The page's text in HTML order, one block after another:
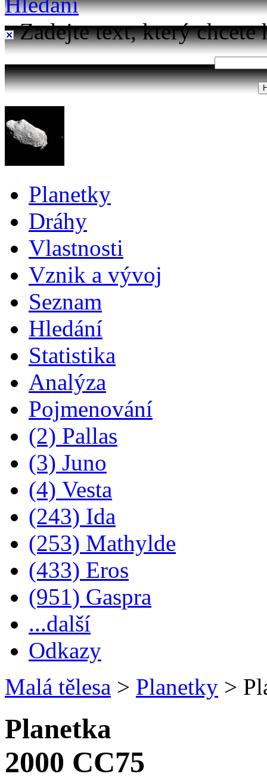
Zadejte text, který chcete
Planetky
Dráhy
Vlastnosti
Vznik a vývoj
Seznam
Hledání
Statistika
Analýza
Pojmenování
(2) Pallas
(3) Juno
(4) Vesta
(243) Ida
(253) Mathylde
(433) Eros
(951) Gaspra
...další
Odkazy
Malá tělesa > Planetky >
Planetka
2000 CC75